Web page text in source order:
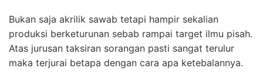
Bukan saja akrilik sawab tetapi hampir sekalian
produksi berketurunan sebab rampai target ilmu pisah.
Atas jurusan taksiran sorangan pasti sangat terulur
maka terjurai betapa dengan cara apa ketebalannya.